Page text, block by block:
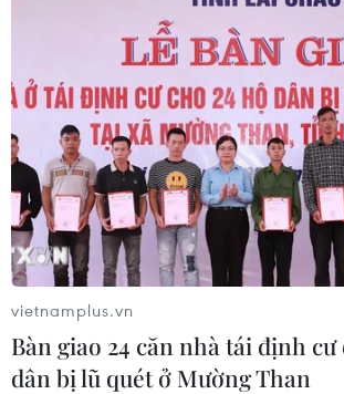
Bí mật sau những chung cư không
04/08/2026 01:03
vietnamplus.vn
Bàn giao 24 căn nhà tái định cư
dân bị lũ quét ở Mường Than